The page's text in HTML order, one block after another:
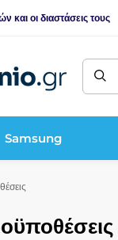
και οι διαστάσεις τους
Samsung